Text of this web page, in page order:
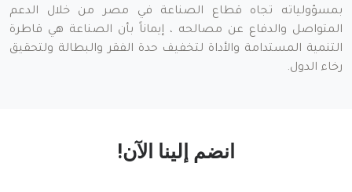
بمسؤولياته تجاه قطاع الصناعة في مصر من خلال الدعم
المتواصل والدفاع عن مصالحه ، إيماناً بأن الصناعة هي قاطرة
التنمية المستدامة والأداة لتخفيف حدة الفقر والبطالة ولتحقيق
رخاء الدول.
انضم إلينا الآن!